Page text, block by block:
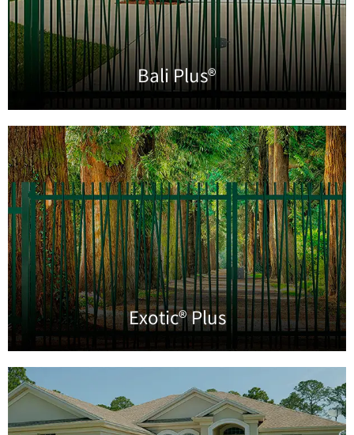
Bali Plus®
Exotic® Plus